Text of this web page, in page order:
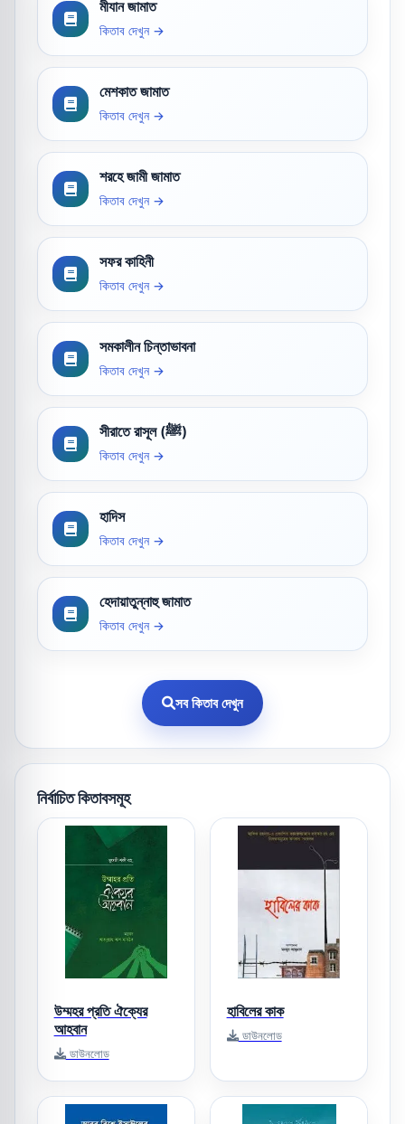
মীযান জামাত
কিতাব দেখুন →
মেশকাত জামাত
কিতাব দেখুন →
শরহে জামী জামাত
কিতাব দেখুন →
সফর কাহিনী
কিতাব দেখুন →
সমকালীন চিন্তাভাবনা
কিতাব দেখুন →
সীরাতে রাসূল (ﷺ)
কিতাব দেখুন →
হাদিস
কিতাব দেখুন →
হেদায়াতুন্নাহু জামাত
কিতাব দেখুন →
সব কিতাব দেখুন
নির্বাচিত কিতাবসমূহ
উম্মহর প্রতি ঐক্যের
আহবান
ডাউনলোড
হাবিলের কাক
ডাউনলোড